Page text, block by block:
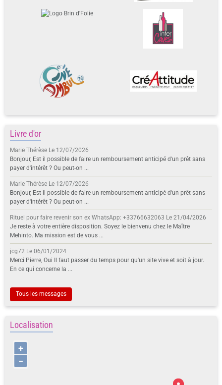
Livre d'or
Marie Thérèse Le 12/07/2026
Bonjour, Est il possible de faire un remboursement anticipé d'un prêt sans
payer d'intérêt ? Ou peut-on ...
Marie Thérèse Le 12/07/2026
Bonjour, Est il possible de faire un remboursement anticipé d'un prêt sans
payer d'intérêt ? Ou peut-on ...
Rituel pour faire revenir son ex WhatsApp: +33766632063 Le 21/04/2026
Je reste à votre entière disposition. Soyez le bienvenu chez le Maître
Mehinto. Ma mission est de vous ...
jcg72 Le 06/01/2024
Merci Pierre, Oui Il faut passer du temps pour qu'un site vive et soit à jour.
En ce qui concerne la ...
Tous les messages
Localisation
+
−